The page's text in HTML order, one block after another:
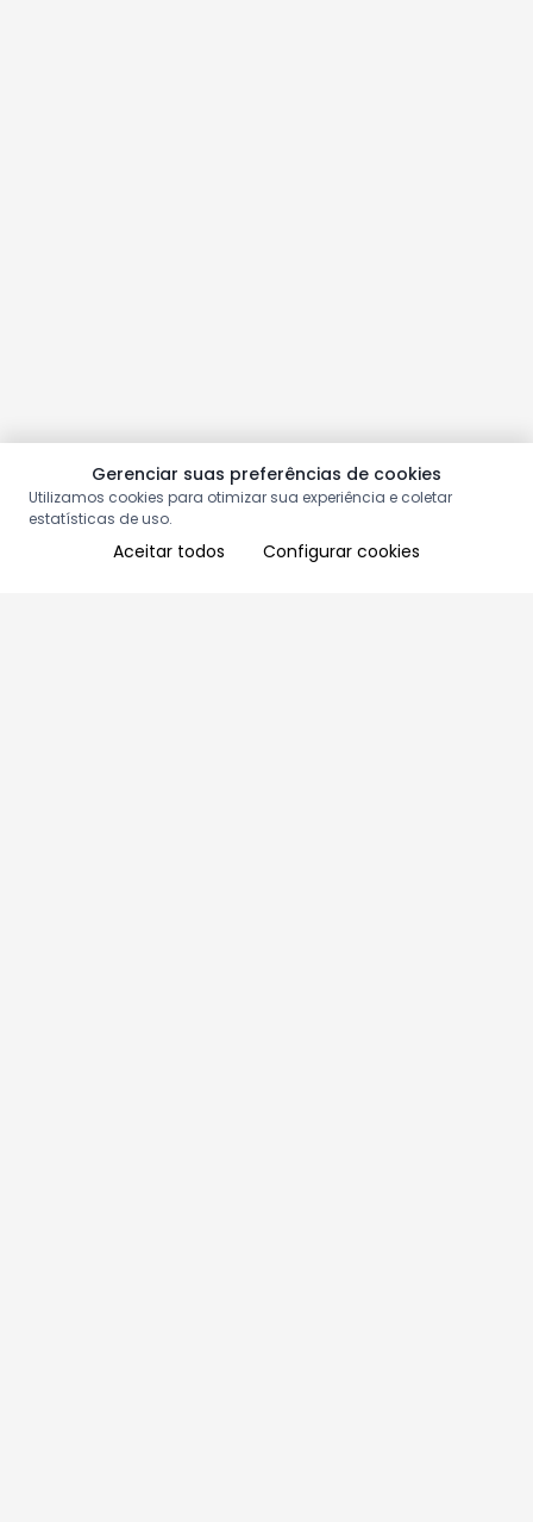
Gerenciar suas preferências de cookies
Utilizamos cookies para otimizar sua experiência e coletar
estatísticas de uso.
Aceitar todos Configurar cookies